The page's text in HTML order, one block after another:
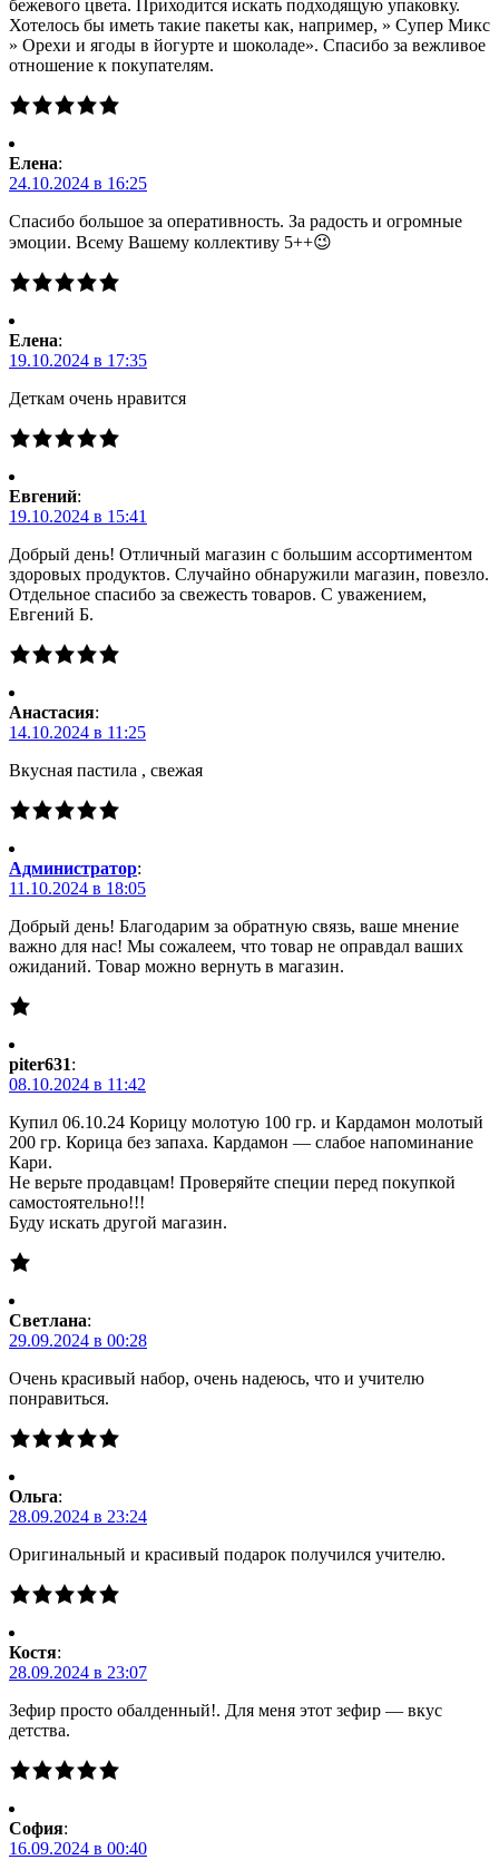
бежевого цвета. Приходится искать подходящую упаковку.
Хотелось бы иметь такие пакеты как, например, » Супер Микс
» Орехи и ягоды в йогурте и шоколаде». Спасибо за вежливое
отношение к покупателям.
Елена:
24.10.2024 в 16:25
Спасибо большое за оперативность. За радость и огромные
эмоции. Всему Вашему коллективу 5++😉
Елена:
19.10.2024 в 17:35
Деткам очень нравится
Евгений:
19.10.2024 в 15:41
Добрый день! Отличный магазин с большим ассортиментом
здоровых продуктов. Случайно обнаружили магазин, повезло.
Отдельное спасибо за свежесть товаров. С уважением,
Евгений Б.
Анастасия:
14.10.2024 в 11:25
Вкусная пастила , свежая
Администратор:
11.10.2024 в 18:05
Добрый день! Благодарим за обратную связь, ваше мнение
важно для нас! Мы сожалеем, что товар не оправдал ваших
ожиданий. Товар можно вернуть в магазин.
piter631:
08.10.2024 в 11:42
Купил 06.10.24 Корицу молотую 100 гр. и Кардамон молотый
200 гр. Корица без запаха. Кардамон — слабое напоминание
Кари.
Не верьте продавцам! Проверяйте специи перед покупкой
самостоятельно!!!
Буду искать другой магазин.
Светлана:
29.09.2024 в 00:28
Очень красивый набор, очень надеюсь, что и учителю
понравиться.
Ольга:
28.09.2024 в 23:24
Оригинальный и красивый подарок получился учителю.
Костя:
28.09.2024 в 23:07
Зефир просто обалденный!. Для меня этот зефир — вкус
детства.
Cофия:
16.09.2024 в 00:40